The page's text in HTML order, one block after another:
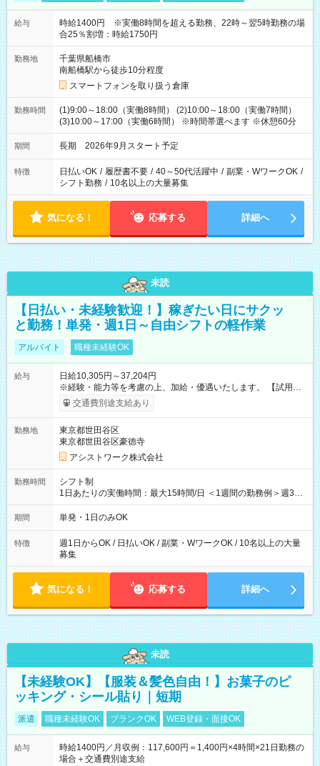
給与
時給1400円 ※実働8時間を超える勤務、22時～翌5時勤務の場
合25％割増：時給1750円
勤務地
千葉県船橋市
南船橋駅から徒歩10分程度
スマートフォンを取り扱う倉庫
勤務時間
(1)9:00～18:00（実働8時間） (2)10:00～18:00（実働7時間）
(3)10:00～17:00（実働6時間） ※時間帯選べます ※休憩60分
期間 長期 2026年9月スタート予定
特徴 日払いOK / 履歴書不要 / 40～50代活躍中 / 副業・WワークOK /
シフト勤務 / 10名以上の大量募集
気になる！ 応募する 詳細へ
未読
【日払い・未経験歓迎！】稼ぎたい日にサクッ
と勤務！単発・週1日～自由シフトの軽作業
アルバイト 職種未経験OK
給与
日給10,305円～37,204円
※経験・能力等を考慮の上、加給・優遇いたします。 【試用期
間】試用期間なし
交通費別途支給あり
勤務地
東京都世田谷区
東京都世田谷区豪徳寺
アシストワーク株式会社
勤務時間
シフト制
1日あたりの実働時間：最大15時間/日 ＜1週間の勤務例＞週3回
勤務 勤務：月・水・金 休み：火・木・土・日 好きな時にお仕事
可能です！ ※1日あたりの最大実働時間は日勤、夜勤共に勤務し
期間 単発・1日のみOK
特徴
週1日からOK / 日払いOK / 副業・WワークOK / 10名以上の大量
募集
気になる！ 応募する 詳細へ
未読
【未経験OK】【服装＆髪色自由！】お菓子のピ
ッキング・シール貼り｜短期
派遣 職種未経験OK ブランクOK WEB登録・面接OK
給与
時給1400円／月収例：117,600円＝1,400円×4時間×21日勤務の
場合＋交通費別途支給